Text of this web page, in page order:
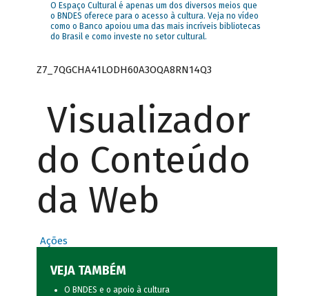
O Espaço Cultural é apenas um dos diversos meios que
o BNDES oferece para o acesso à cultura. Veja no vídeo
como o Banco apoiou uma das mais incríveis bibliotecas
do Brasil e como investe no setor cultural.
Z7_7QGCHA41LODH60A3OQA8RN14Q3
Visualizador
do Conteúdo
da Web
Ações
VEJA TAMBÉM
O BNDES e o apoio à cultura